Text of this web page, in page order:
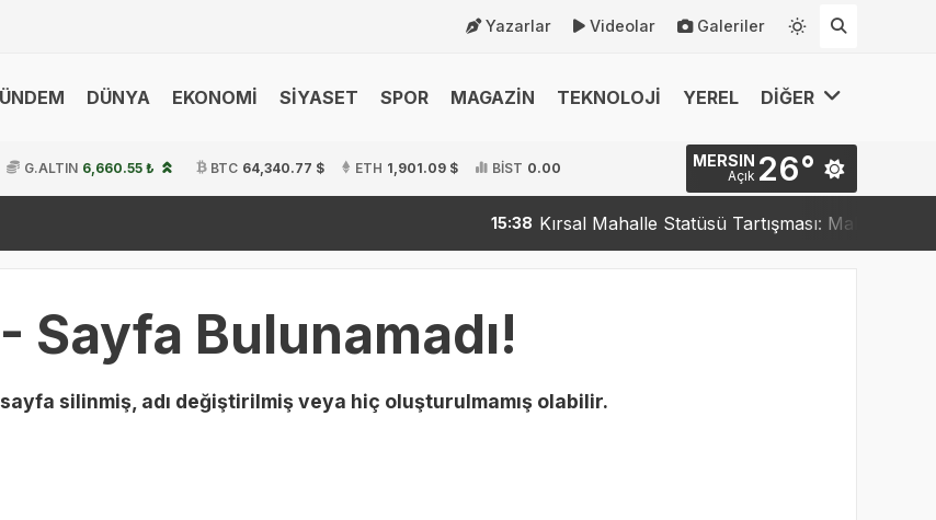
Yazarlar Videolar Galeriler
DÜNYA EKONOMİ SİYASET SPOR MAGAZİN TEKNOLOJİ YEREL DİĞER
G.ALTIN 6,660.55 ₺ BTC 64,340.77 $ ETH 1,901.09 $ BİST 0.00 MERSIN
Açık 26°
15:38 Kırsal Mahalle Statüsü Tartışması: Mahalleler
Sayfa Bulunamadı!
sayfa silinmiş, adı değiştirilmiş veya hiç oluşturulmamış olabilir.